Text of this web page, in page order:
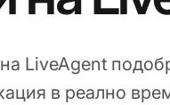
на LiveAgent
в реално